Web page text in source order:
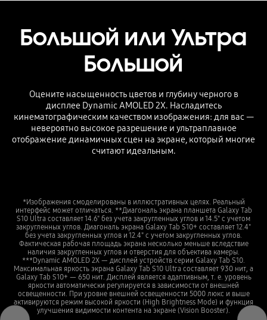
Большой или Ультра
Большой
Оцените насыщенность цветов и глубину черного в
дисплее Dynamic AMOLED 2X. Насладитесь
кинематографическим качеством изображения: для вас —
невероятно высокое разрешение и ультраплавное
отображение динамичных сцен на экране, который многие
считают идеальным.
*Изображения смоделированы в иллюстративных целях. Реальный
интерфейс может отличаться. **Диагональ экрана планшета Galaxy Tab
S10 Ultra составляет 14.6" без учета закругленных углов и 14.5" с учетом
закругленных углов. Диагональ экрана Galaxy Tab S10+ составляет 12.4"
без учета закругленных углов и 12.4" с учетом закругленных углов.
Фактическая рабочая площадь экрана несколько меньше вследствие
наличия закругленных углов и отверстия для объектива камеры.
***Dynamic AMOLED 2X — дисплей устройств серии Galaxy Tab S10.
Максимальная яркость экрана Galaxy Tab S10 Ultra составляет 930 нит, а
Galaxy Tab S10+ — 650 нит. Дисплей является адаптивным, т. е. уровень
яркости автоматически регулируется в зависимости от внешней
освещенности. При уровне внешней освещенности 5000 люкс и выше
активируются режим высокой яркости (High Brightness Mode) и функция
улучшения видимости контента на экране (Vision Booster).